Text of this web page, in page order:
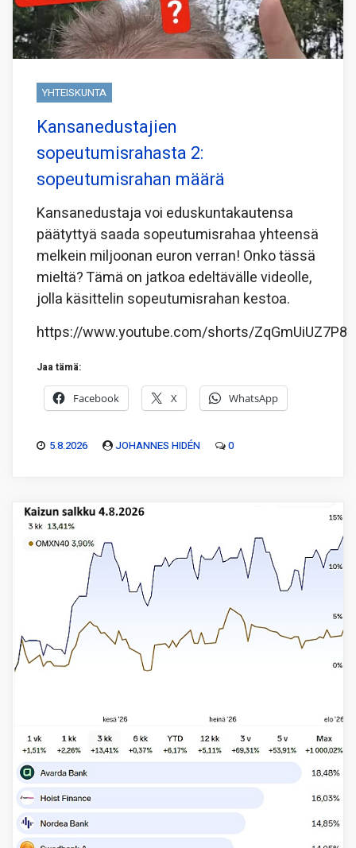
YHTEISKUNTA
Kansanedustajien
sopeutumisrahasta 2:
sopeutumisrahan määrä
Kansanedustaja voi eduskuntakautensa
päätyttyä saada sopeutumisrahaa yhteensä
melkein miljoonan euron verran! Onko tässä
mieltä? Tämä on jatkoa edeltävälle videolle,
jolla käsittelin sopeutumisrahan kestoa.
https://www.youtube.com/shorts/ZqGmUiUZ7P8
Jaa tämä:
Facebook X WhatsApp
5.8.2026 JOHANNES HIDÉN 0